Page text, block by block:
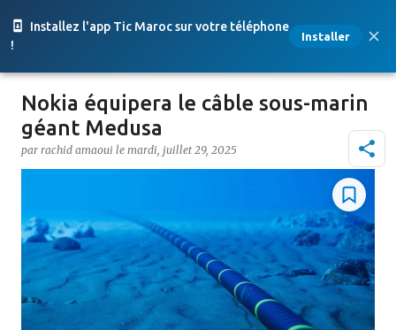
Installez l'app Tic Maroc sur votre téléphone
!
Installer
Accéder au contenu principal
Nokia équipera le câble sous-marin
géant Medusa
par rachid amaoui le mardi, juillet 29, 2025